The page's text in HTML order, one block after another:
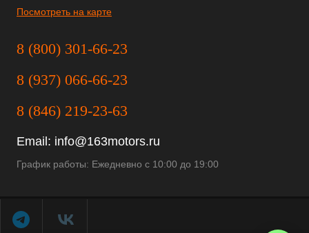
Посмотреть на карте
8 (800) 301-66-23
8 (937) 066-66-23
8 (846) 219-23-63
Email: info@163motors.ru
График работы: Ежедневно с 10:00 до 19:00